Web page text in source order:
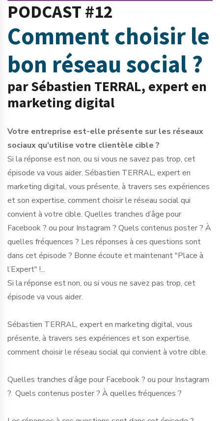
PODCAST #12
Comment choisir le
bon réseau social ?
par Sébastien TERRAL, expert en
marketing digital
Votre entreprise est-elle présente sur les réseaux
sociaux qu’utilise votre clientèle cible ?
Si la réponse est non, ou si vous ne savez pas trop, cet
épisode va vous aider. Sébastien TERRAL, expert en
marketing digital, vous présente, à travers ses expériences
et son expertise, comment choisir le réseau social qui
convient à votre cible. Quelles tranches d’âge pour
Facebook ? ou pour Instagram ? Quels contenus poster ? À
quelles fréquences ? Les réponses à ces questions sont
dans cet épisode ? Bonne écoute et maintenant "Place à
l’Expert" !...
Si la réponse est non, ou si vous ne savez pas trop, cet
épisode va vous aider.
Sébastien TERRAL, expert en marketing digital, vous
présente, à travers ses expériences et son expertise,
comment choisir le réseau social qui convient à votre cible.
Quelles tranches d’âge pour Facebook ? ou pour Instagram
? Quels contenus poster ? À quelles fréquences ?